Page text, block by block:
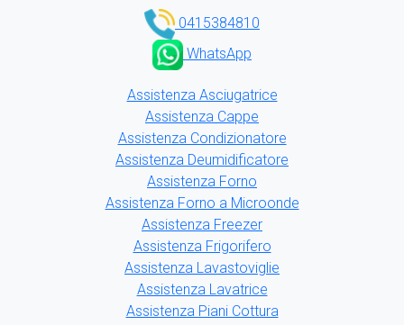
0415384810
WhatsApp
Assistenza Asciugatrice
Assistenza Cappe
Assistenza Condizionatore
Assistenza Deumidificatore
Assistenza Forno
Assistenza Forno a Microonde
Assistenza Freezer
Assistenza Frigorifero
Assistenza Lavastoviglie
Assistenza Lavatrice
Assistenza Piani Cottura